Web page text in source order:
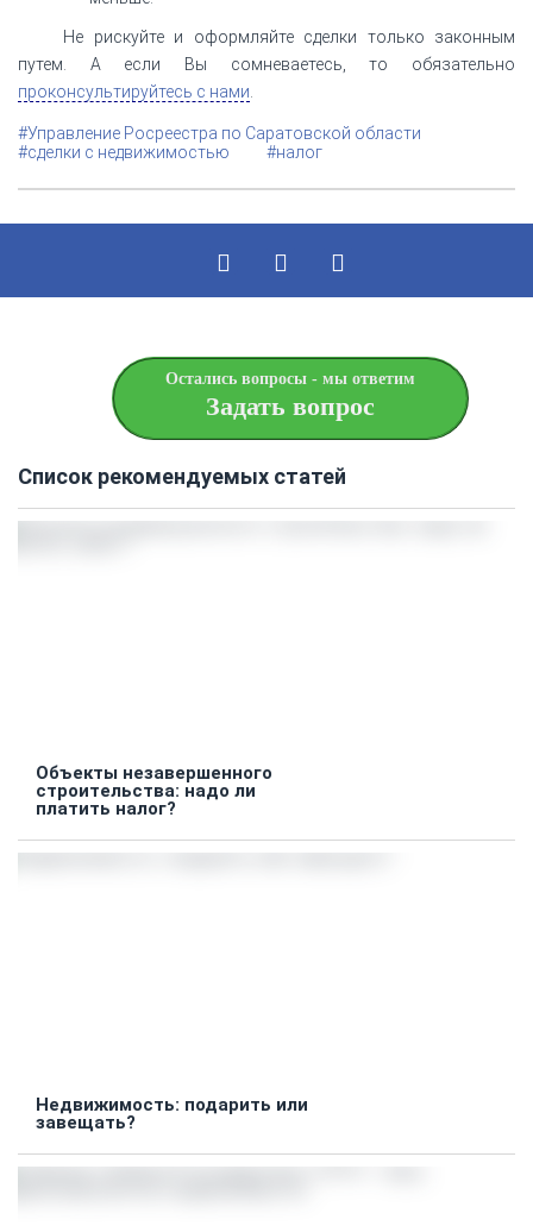
Не рискуйте и оформляйте сделки только законным
путем. А если Вы сомневаетесь, то обязательно
проконсультируйтесь с нами
#Управление Росреестра по Саратовской области
#сделки с недвижимостью
#налог
Остались вопросы - мы ответим
Задать вопрос
Список рекомендуемых статей
Объекты незавершенного
строительства: надо ли
платить налог?
Недвижимость: подарить или
завещать?